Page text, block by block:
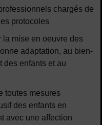
chargés de
protocoles
la mise en oeuvre des
adaptation, au bien-
des enfants et au
toutes mesures
des enfants en
avec une affection